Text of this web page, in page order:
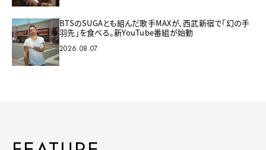
BTSのSUGAとも組んだ歌手MAXが、西武新宿で「幻の手
羽先」を食べる。新YouTube番組が始動
2026.08.07